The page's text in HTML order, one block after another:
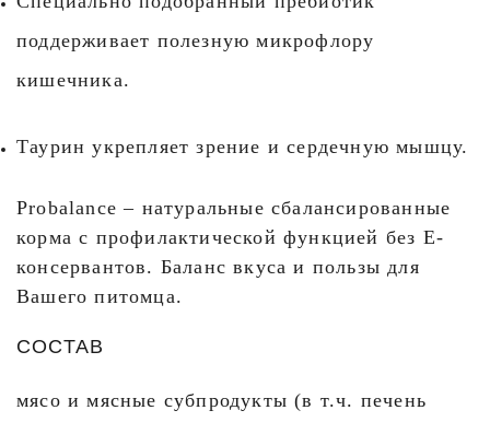
поддерживает полезную микрофлору
кишечника.
Таурин укрепляет зрение и сердечную мышцу.
Probalance – натуральные сбалансированные
корма с профилактической функцией без Е-
консервантов. Баланс вкуса и пользы для
Вашего питомца.
СОСТАВ
мясо и мясные субпродукты (в т.ч. печень